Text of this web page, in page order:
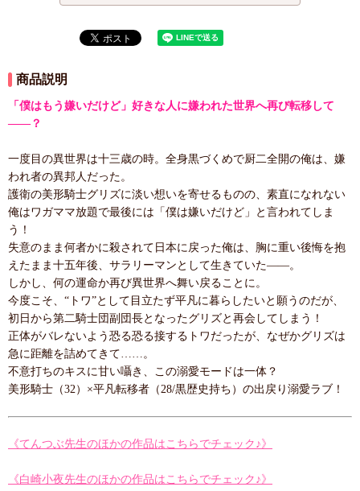
商品説明
「僕はもう嫌いだけど」好きな人に嫌われた世界へ再び転移して
――？
一度目の異世界は十三歳の時。全身黒づくめで厨二全開の俺は、嫌
われ者の異邦人だった。
護衛の美形騎士グリズに淡い想いを寄せるものの、素直になれない
俺はワガママ放題で最後には「僕は嫌いだけど」と言われてしま
う！
失意のまま何者かに殺されて日本に戻った俺は、胸に重い後悔を抱
えたまま十五年後、サラリーマンとして生きていた――。
しかし、何の運命か再び異世界へ舞い戻ることに。
今度こそ、“トワ”として目立たず平凡に暮らしたいと願うのだが、
初日から第二騎士団副団長となったグリズと再会してしまう！
正体がバレないよう恐る恐る接するトワだったが、なぜかグリズは
急に距離を詰めてきて……。
不意打ちのキスに甘い囁き、この溺愛モードは一体？
美形騎士（32）×平凡転移者（28/黒歴史持ち）の出戻り溺愛ラブ！
《てんつぶ先生のほかの作品はこちらでチェック♪》
《白崎小夜先生のほかの作品はこちらでチェック♪》